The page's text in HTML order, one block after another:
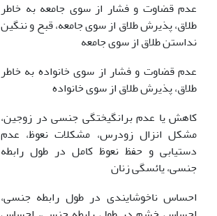
عدم قضاوت و فشار از سوی جامعه به خاطر
طلاق، پذیرش طلاق از سوی جامعه، قبح و ننگین
نداستن طلاق از سوی جامعه
عدم قضاوت و فشار از سوی خانواده به خاطر
طلاق، پذیرش طلاق از سوی خانواده
کاهش یا عدم برانگیختگی جنسی در زوجین،
مشکل انزال زودرس، مشکلات نعوظ، عدم
دستیابی و حفظ نعوظ کامل در طول رابطه
جنسی، یائسگی زنان
احساس ناخوشایندی در طول رابطه جنسی،